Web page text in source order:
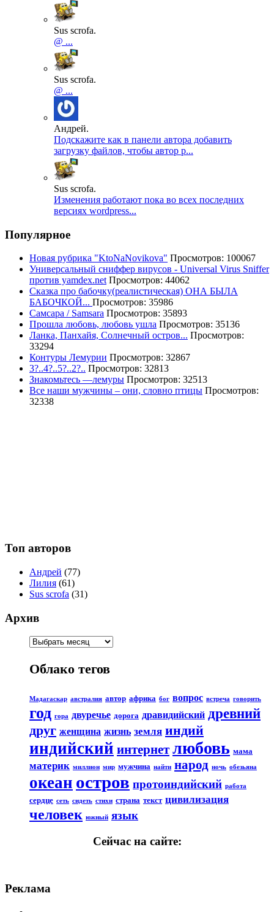
Sus scrofa.
@ ...
Sus scrofa.
@ ...
Андрей.
Подскажите как в панели автора добавить
загрузку файлов, чтобы автор р...
Sus scrofa.
Изменения работают пока во всех последних
версиях wordpress...
Популярное
Новая рубрика "KtoNaNovikova" Просмотров: 100067
Универсальный сниффер вирусов - Universal Virus Sniffer
против yamdex.net Просмотров: 44062
Сказка про бабочку(реалистическая) ОНА БЫЛА
БАБОЧКОЙ... Просмотров: 35986
Самсара / Samsara Просмотров: 35893
Прошла любовь, любовь ушла Просмотров: 35136
Ланка, Панхайя, Солнечный остров... Просмотров:
33294
Контуры Лемурии Просмотров: 32867
3?..4?..5?..2?.. Просмотров: 32813
Знакомьтесь —лемуры Просмотров: 32513
Все наши мужчины – они, словно птицы Просмотров:
32338
Топ авторов
Андрей (77)
Лилия (61)
Sus scrofa (31)
Архив
Облако тегов
Мадагаскар австралия автор африка бог вопрос встреча говорить
год гора двуречье дорога дравидийский древний
друг женщина жизнь земля индий
индийский интернет любовь мама
материк миллион мир мужчина найти народ ночь обезьяна
океан остров протоиндийский работа
сердце сеть сидеть стихи страна текст цивилизация
человек южный язык
Сейчас на сайте:
Реклама